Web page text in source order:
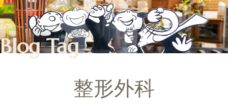
Blog Tag
整形外科